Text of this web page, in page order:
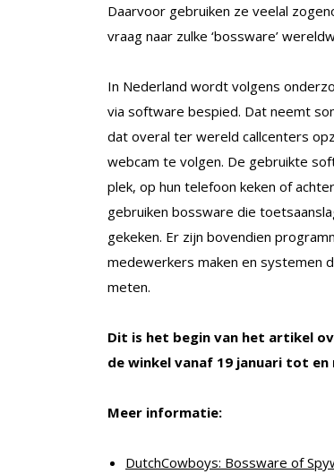
Daarvoor gebruiken ze veelal
vraag naar zulke ‘bossware’
In Nederland wordt volgens
via software bespied. Dat neemt
dat overal ter wereld callcenters
webcam te volgen. De gebruikte
plek, op hun telefoon keken of
gebruiken bossware die
gekeken. Er zijn bovendien
medewerkers maken en systemen
meten.
Dit is het begin van het artikel
de winkel vanaf 19 januari tot
Meer informatie:
DutchCowboys: Bossware of